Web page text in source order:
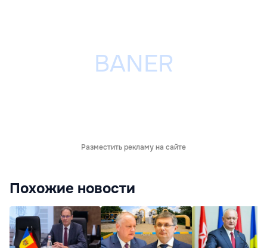
Разместить рекламу на сайте
Похожие новости